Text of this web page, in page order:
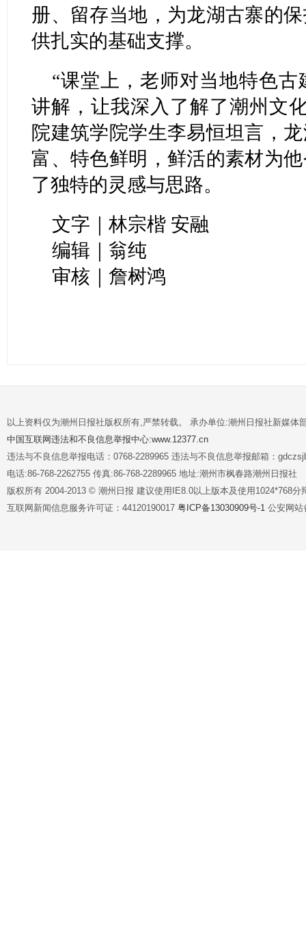
册、留存当地，为龙湖古寨的
供扎实的基础支撑。
“课堂上，老师对当地特色
讲解，让我深入了解了潮州文
院建筑学院学生李易恒坦言，
富、特色鲜明，鲜活的素材为
了独特的灵感与思路。
文字｜林宗楷 安融
编辑｜翁纯
审核｜詹树鸿
以上资料仅为潮州日报社版权所有,严禁转载。 承办单位:潮州日报社新媒体
中国互联网违法和不良信息举报中心:www.12377.cn
违法与不良信息举报电话：0768-2289965 违法与不良信息举报邮箱：
电话:86-768-2262755 传真:86-768-2289965 地址:潮州市枫春路潮州日报社
版权所有 2004-2013 © 潮州日报 建议使用IE8.0以上版本及使用1024*768分
互联网新闻信息服务许可证：44120190017 粤ICP备13030909号-1 公安网站